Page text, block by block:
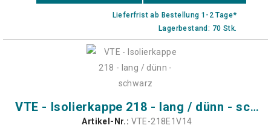
Lieferfrist ab Bestellung 1-2 Tage*
Lagerbestand: 70 Stk.
VTE - Isolierkappe 218 - lang / dünn - schwarz
Artikel-Nr.: VTE-218E1V14